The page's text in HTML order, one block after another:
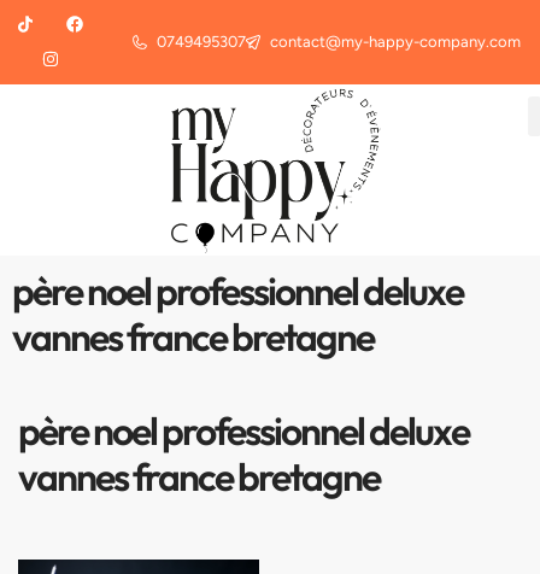
0749495307 contact@my-happy-company.com
père noel professionnel deluxe
vannes france bretagne
père noel professionnel deluxe
vannes france bretagne